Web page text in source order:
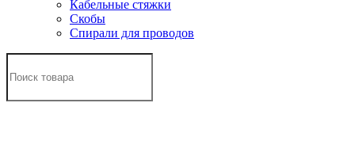
Кабельные стяжки
Скобы
Спирали для проводов